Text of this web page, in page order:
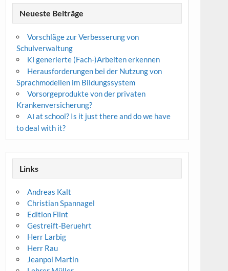
Neueste Beiträge
Vorschläge zur Verbesserung von
Schulverwaltung
KI generierte (Fach-)Arbeiten erkennen
Herausforderungen bei der Nutzung von
Sprachmodellen im Bildungssystem
Vorsorgeprodukte von der privaten
Krankenversicherung?
AI at school? Is it just there and do we have
to deal with it?
Links
Andreas Kalt
Christian Spannagel
Edition Flint
Gestreift-Beruehrt
Herr Larbig
Herr Rau
Jeanpol Martin